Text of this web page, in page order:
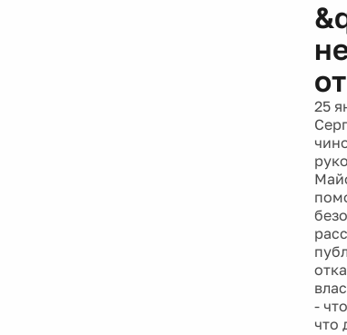
25
-
что